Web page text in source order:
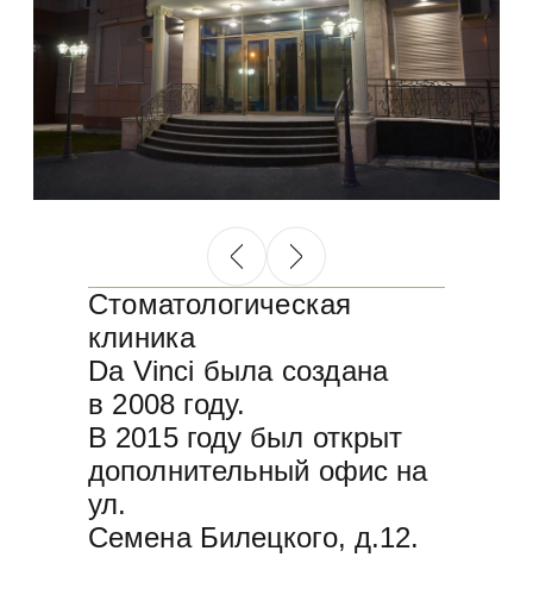
Стоматологическая
клиника
Da Vinci была создана
в 2008 году.
В 2015 году был открыт
дополнительный офис на
ул.
Семена Билецкого, д.12.